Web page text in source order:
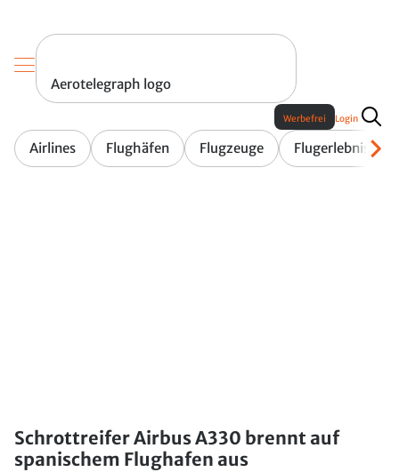
Aerotelegraph logo
Airlines Flughäfen Flugzeuge Flugerlebnis
Werbefrei Login
Schrottreifer Airbus A330 brennt auf
spanischem Flughafen aus